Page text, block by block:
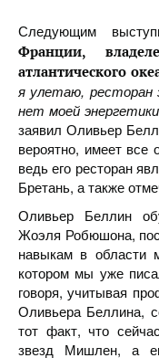
Следующим
Франции,
атлантического
я улетаю, ресторан
нет моей энергетики
заявил Оливьер
вероятно, имеет все
ведь его ресторан
Бретань, а также
Оливьер Беллин
Жоэля Робюшона,
навыкам в области
котором мы уже
говоря, учитывая
Оливьера Беллина,
тот факт, что
звезд Мишлен, а